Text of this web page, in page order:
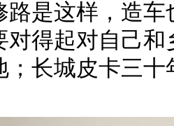
路是这样，造
对得起对自己
；长城皮卡三